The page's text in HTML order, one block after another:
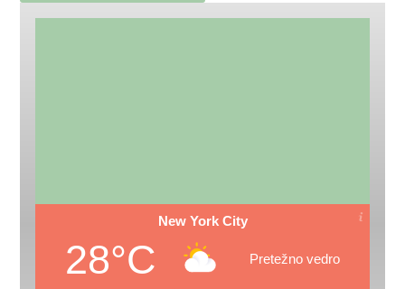
New York City
28°C Pretežno vedro